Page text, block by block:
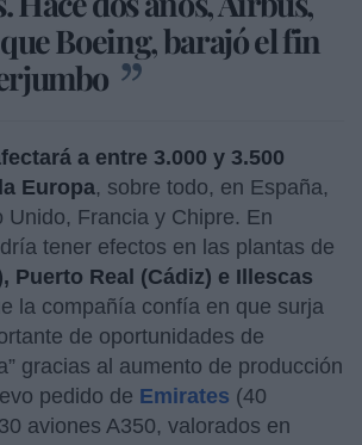
Boeing, barajó el fin
a entre 3.000 y 3.500
Europa, sobre todo, en España,
Unido, Francia y Chipre. En
tener efectos en las plantas de
Puerto Real (Cádiz) e Illescas
la compañía confía en que surja
de oportunidades de
gracias al aumento de producción
pedido de Emirates (40
aviones A350, valorados en